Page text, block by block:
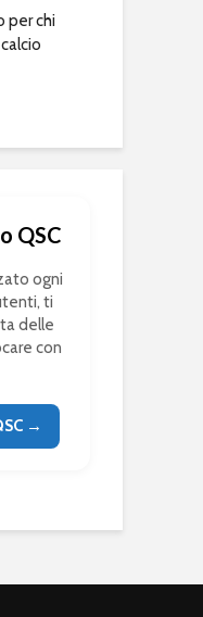
per chi
QSC
ogni
ti
delle
con
→